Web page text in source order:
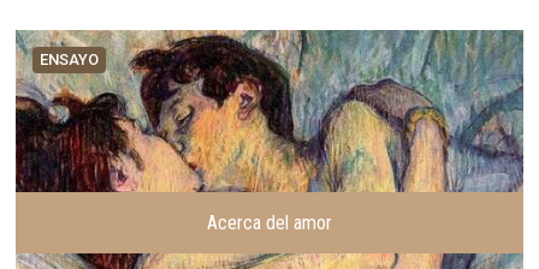
ENSAYO
Acerca del amor